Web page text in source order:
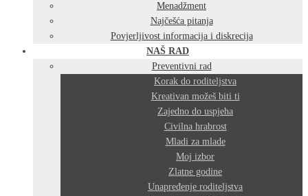
Menadžment
Najčešća pitanja
Povjerljivost informacija i diskrecija
NAŠ RAD
Preventivni rad
Korak do roditeljstva
Kreativan možeš biti ti
Zajedno do uspjeha
Civilna hrabrost
Mladi za mlade
Moj izbor
Zlatne godine
Unapređenje roditeljstva